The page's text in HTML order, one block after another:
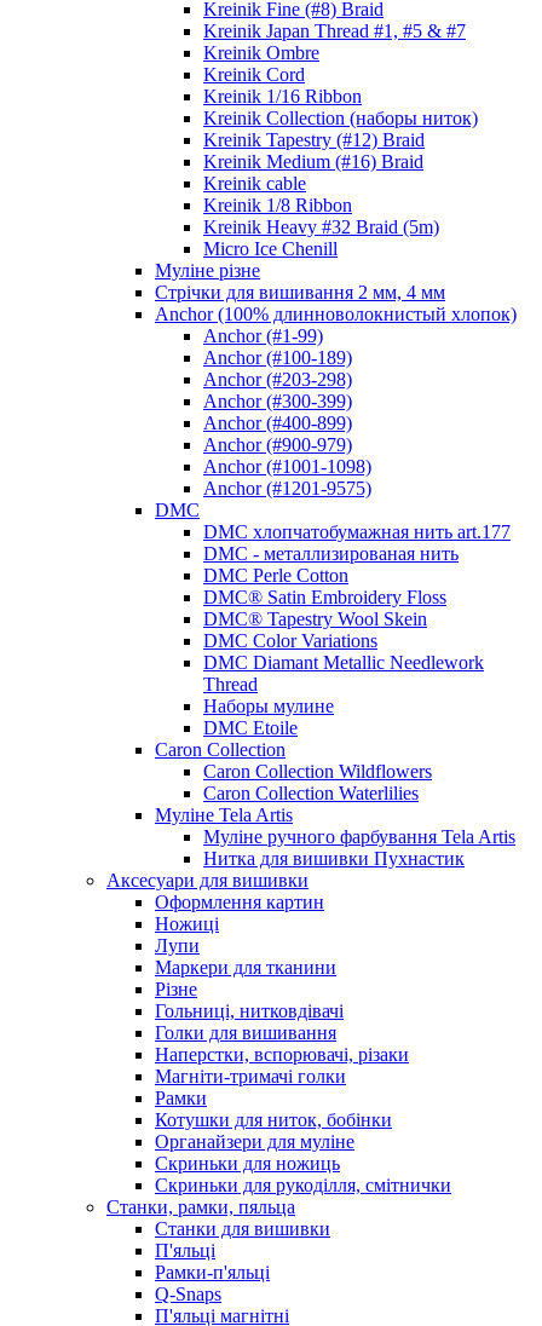
Kreinik Fine (#8) Braid
Kreinik Japan Thread #1, #5 & #7
Kreinik Ombre
Kreinik Cord
Kreinik 1/16 Ribbon
Kreinik Collection (наборы ниток)
Kreinik Tapestry (#12) Braid
Kreinik Medium (#16) Braid
Kreinik cable
Kreinik 1/8 Ribbon
Kreinik Heavy #32 Braid (5m)
Micro Ice Chenill
Муліне різне
Стрічки для вишивання 2 мм, 4 мм
Anchor (100% длинноволокнистый хлопок)
Anchor (#1-99)
Anchor (#100-189)
Anchor (#203-298)
Anchor (#300-399)
Anchor (#400-899)
Anchor (#900-979)
Anchor (#1001-1098)
Anchor (#1201-9575)
DMC
DMC хлопчатобумажная нить art.177
DMC - металлизированая нить
DMC Perle Cotton
DMC® Satin Embroidery Floss
DMC® Tapestry Wool Skein
DMC Color Variations
DMC Diamant Metallic Needlework
Thread
Наборы мулине
DMC Etoile
Caron Collection
Caron Collection Wildflowers
Caron Collection Waterlilies
Муліне Tela Artis
Муліне ручного фарбування Tela Artis
Нитка для вишивки Пухнастик
Аксесуари для вишивки
Оформлення картин
Ножиці
Лупи
Маркери для тканини
Різне
Гольниці, нитковдівачі
Голки для вишивання
Наперстки, вспорювачі, різаки
Магніти-тримачі голки
Рамки
Котушки для ниток, бобінки
Органайзери для муліне
Скриньки для ножиць
Скриньки для рукоділля, смітнички
Станки, рамки, пяльца
Станки для вишивки
П'яльці
Рамки-п'яльці
Q-Snaps
П'яльці магнітні